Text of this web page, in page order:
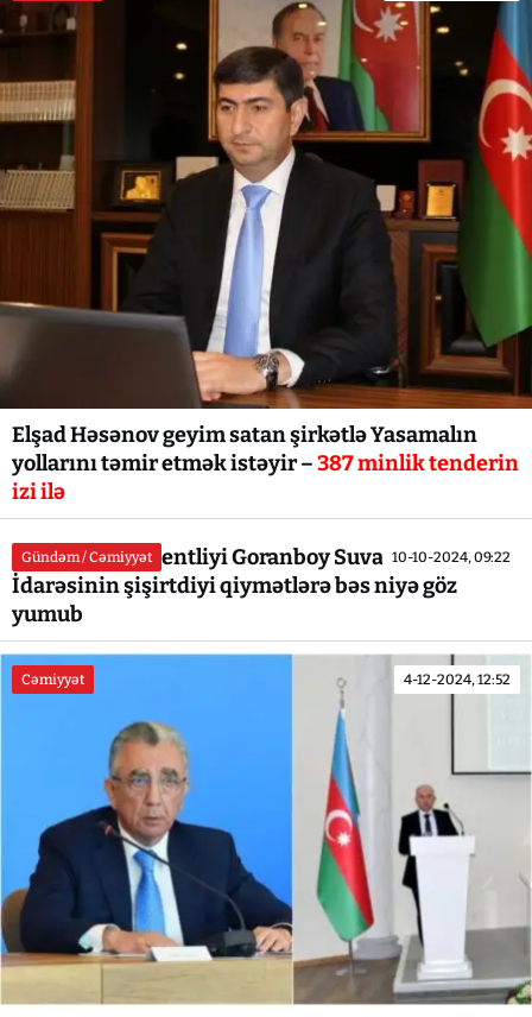
Elşad Həsənov geyim satan şirkətlə Yasamalın
yollarını təmir etmək istəyir –387 minlik tenderin
izi ilə
Gündəm / Cəmiyyət 10-10-2024, 09:22
Antiinhisar Agentliyi Goranboy Suvarma
İdarəsinin şişirtdiyi qiymətlərə bəs niyə göz
yumub
Cəmiyyət 4-12-2024, 12:52